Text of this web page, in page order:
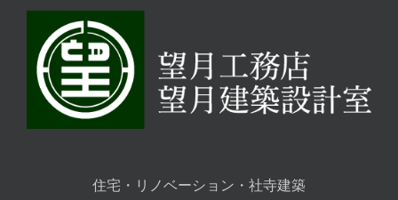
住宅・リノベーション・社寺建築